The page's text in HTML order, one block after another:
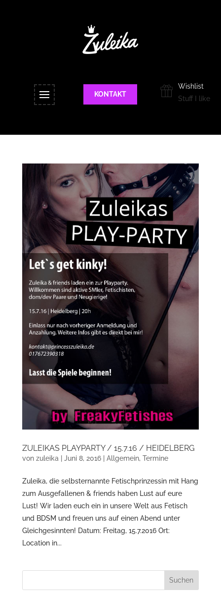
KONTAKT
Wishlist
Stuff I like
ZULEIKAS PLAYPARTY / 15.7.16 / HEIDELBERG
von zuleika| Juni 8, 2016| Allgemein, Termine
Zuleika, die selbsternannte Fetischprinzessin mit Hang
zum Ausgefallenen & friends haben Lust auf eure
Lust! Wir laden euch ein in unsere Welt aus Fetisch
und BDSM und freuen uns auf einen Abend unter
Gleichgesinnten! Datum: Freitag, 15.7.2016 Ort:
Location in...